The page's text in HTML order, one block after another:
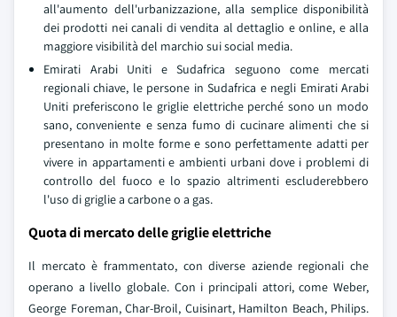
all'aumento dell'urbanizzazione, alla semplice disponibilità
dei prodotti nei canali di vendita al dettaglio e online, e alla
maggiore visibilità del marchio sui social media.
Emirati Arabi Uniti e Sudafrica seguono come mercati
regionali chiave, le persone in Sudafrica e negli Emirati Arabi
Uniti preferiscono le griglie elettriche perché sono un modo
sano, conveniente e senza fumo di cucinare alimenti che si
presentano in molte forme e sono perfettamente adatti per
vivere in appartamenti e ambienti urbani dove i problemi di
controllo del fuoco e lo spazio altrimenti escluderebbero
l'uso di griglie a carbone o a gas.
Quota di mercato delle griglie elettriche
Il mercato è frammentato, con diverse aziende regionali che
operano a livello globale. Con i principali attori, come Weber,
George Foreman, Char-Broil, Cuisinart, Hamilton Beach, Philips.